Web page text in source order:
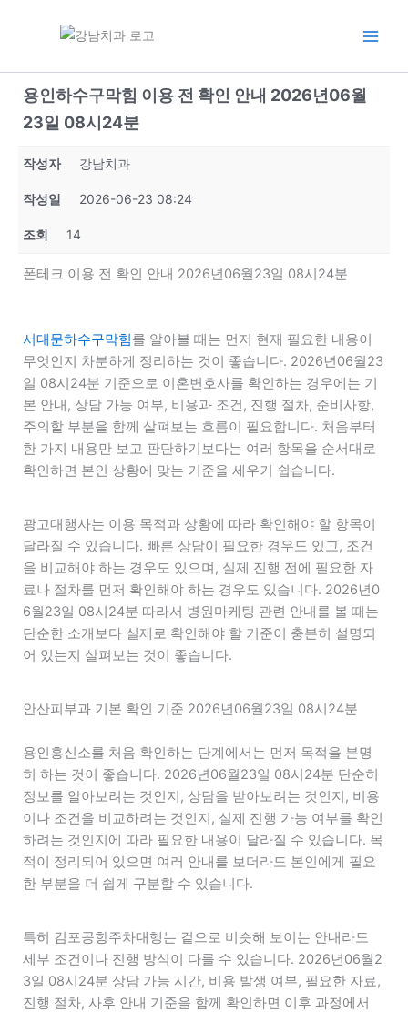
로
용인하수구막힘 이용 전 확인 안내 2026년06월
23일 08시24분
작성자 강남치과
작성일 2026-06-23 08:24
조회 14
폰테크 이용 전 확인 안내 2026년06월23일 08시24분
서대문하수구막힘를 알아볼 때는 먼저 현재 필요한 내용이
무엇인지 차분하게 정리하는 것이 좋습니다. 2026년06월23
일 08시24분 기준으로 이혼변호사를 확인하는 경우에는 기
본 안내, 상담 가능 여부, 비용과 조건, 진행 절차, 준비사항,
주의할 부분을 함께 살펴보는 흐름이 필요합니다. 처음부터
한 가지 내용만 보고 판단하기보다는 여러 항목을 순서대로
확인하면 본인 상황에 맞는 기준을 세우기 쉽습니다.
광고대행사는 이용 목적과 상황에 따라 확인해야 할 항목이
달라질 수 있습니다. 빠른 상담이 필요한 경우도 있고, 조건
을 비교해야 하는 경우도 있으며, 실제 진행 전에 필요한 자
료나 절차를 먼저 확인해야 하는 경우도 있습니다. 2026년0
6월23일 08시24분 따라서 병원마케팅 관련 안내를 볼 때는
단순한 소개보다 실제로 확인해야 할 기준이 충분히 설명되
어 있는지 살펴보는 것이 좋습니다.
안산피부과 기본 확인 기준 2026년06월23일 08시24분
용인흥신소를 처음 확인하는 단계에서는 먼저 목적을 분명
히 하는 것이 좋습니다. 2026년06월23일 08시24분 단순히
정보를 알아보려는 것인지, 상담을 받아보려는 것인지, 비용
이나 조건을 비교하려는 것인지, 실제 진행 가능 여부를 확인
하려는 것인지에 따라 필요한 내용이 달라질 수 있습니다. 목
적이 정리되어 있으면 여러 안내를 보더라도 본인에게 필요
한 부분을 더 쉽게 구분할 수 있습니다.
특히 김포공항주차대행는 겉으로 비슷해 보이는 안내라도
세부 조건이나 진행 방식이 다를 수 있습니다. 2026년06월2
3일 08시24분 상담 가능 시간, 비용 발생 여부, 필요한 자료,
진행 절차, 사후 안내 기준을 함께 확인하면 이후 과정에서